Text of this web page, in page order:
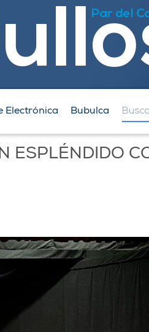
Par del
Electrónica Bubulca
ESPLÉNDIDO